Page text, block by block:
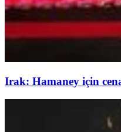
Irak: Hamaney için